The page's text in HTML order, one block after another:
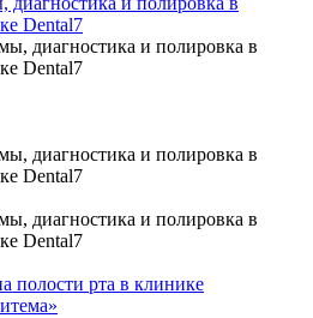
Dental7
полости рта в клинике